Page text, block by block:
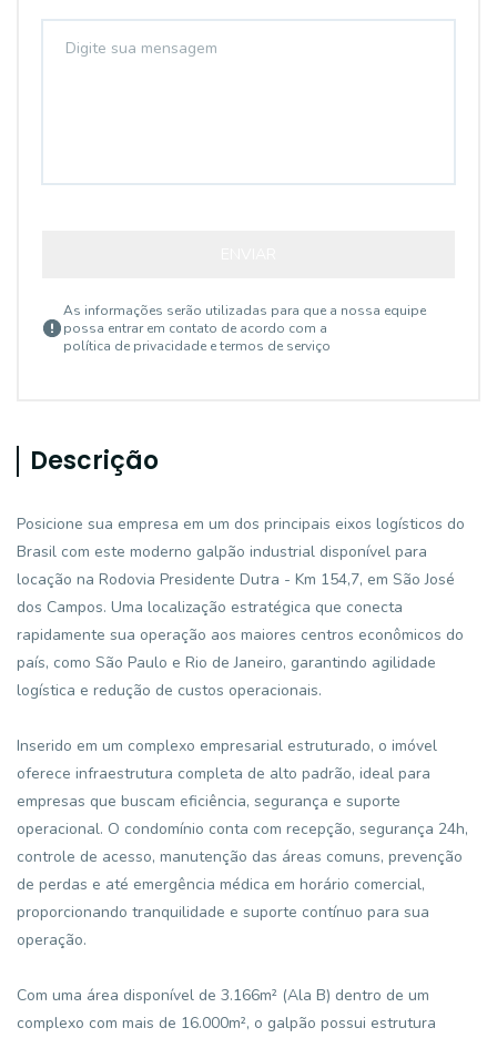
As informações serão utilizadas para que a nossa equipe
possa entrar em contato de acordo com a
política de privacidade e termos de serviço
Descrição
Posicione sua empresa em um dos principais eixos logísticos do
Brasil com este moderno galpão industrial disponível para
locação na Rodovia Presidente Dutra - Km 154,7, em São José
dos Campos. Uma localização estratégica que conecta
rapidamente sua operação aos maiores centros econômicos do
país, como São Paulo e Rio de Janeiro, garantindo agilidade
logística e redução de custos operacionais.
Inserido em um complexo empresarial estruturado, o imóvel
oferece infraestrutura completa de alto padrão, ideal para
empresas que buscam eficiência, segurança e suporte
operacional. O condomínio conta com recepção, segurança 24h,
controle de acesso, manutenção das áreas comuns, prevenção
de perdas e até emergência médica em horário comercial,
proporcionando tranquilidade e suporte contínuo para sua
operação.
Com uma área disponível de 3.166m² (Ala B) dentro de um
complexo com mais de 16.000m², o galpão possui estrutura